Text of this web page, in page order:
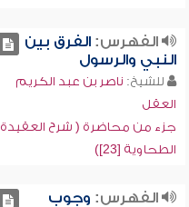
الفهرس:الفرق بين
النبي والرسول
للشيخ: ناصر بن عبد الكريم
العقل
جزء من محاضرة ( شرح العقيدة
الطحاوية [23])
الفهرس: وجوب